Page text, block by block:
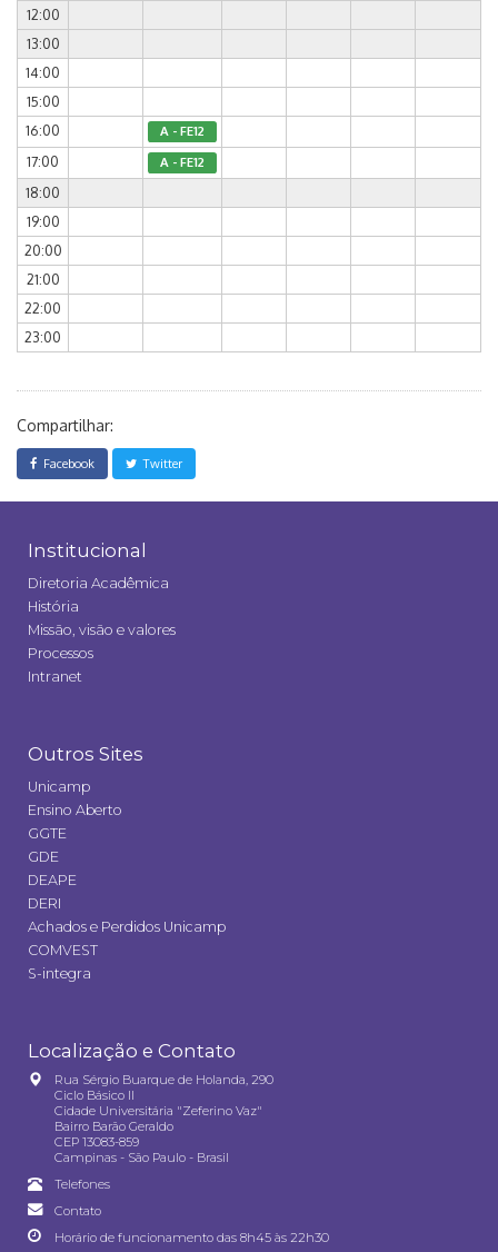
12:00
13:00
14:00
15:00
16:00
A - FE12
17:00 A - FE12
18:00
19:00
20:00
21:00
22:00
23:00
Compartilhar:
Facebook Twitter
Institucional
Diretoria Acadêmica
História
Missão, visão e valores
Processos
Intranet
Outros Sites
Unicamp
Ensino Aberto
GGTE
GDE
DEAPE
DERI
Achados e Perdidos Unicamp
COMVEST
S-integra
Localização e Contato
Rua Sérgio Buarque de Holanda, 290
Ciclo Básico II
Cidade Universitária "Zeferino Vaz"
Bairro Barão Geraldo
CEP 13083-859
Campinas - São Paulo - Brasil
Telefones
Contato
Horário de funcionamento das 8h45 às 22h30